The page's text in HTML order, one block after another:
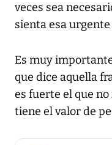
veces sea
sienta esa
Es muy
que dice aquella
es fuerte el que
tiene el valor de